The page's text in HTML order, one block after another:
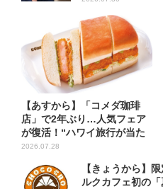
【あすから】「コメダ珈琲
店」で2年ぶり…人気フェア
が復活！“ハワイ旅行が当た
る”...
2026.07.28
【きょうから】
ルクカフェ初の